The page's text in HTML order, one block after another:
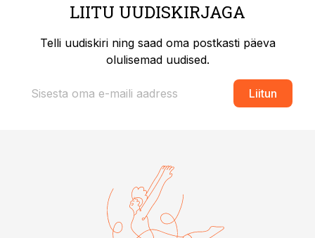
LIITU UUDISKIRJAGA
Telli uudiskiri ning saad oma postkasti päeva
olulisemad uudised.
Liitun